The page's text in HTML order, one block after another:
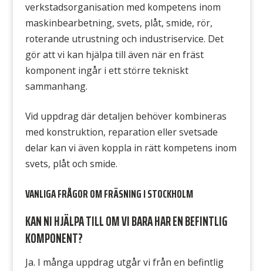
verkstadsorganisation med kompetens inom
maskinbearbetning, svets, plåt, smide, rör,
roterande utrustning och industriservice. Det
gör att vi kan hjälpa till även när en fräst
komponent ingår i ett större tekniskt
sammanhang.
Vid uppdrag där detaljen behöver kombineras
med konstruktion, reparation eller svetsade
delar kan vi även koppla in rätt kompetens inom
svets, plåt och smide.
VANLIGA FRÅGOR OM FRÄSNING I STOCKHOLM
KAN NI HJÄLPA TILL OM VI BARA HAR EN BEFINTLIG
KOMPONENT?
Ja. I många uppdrag utgår vi från en befintlig